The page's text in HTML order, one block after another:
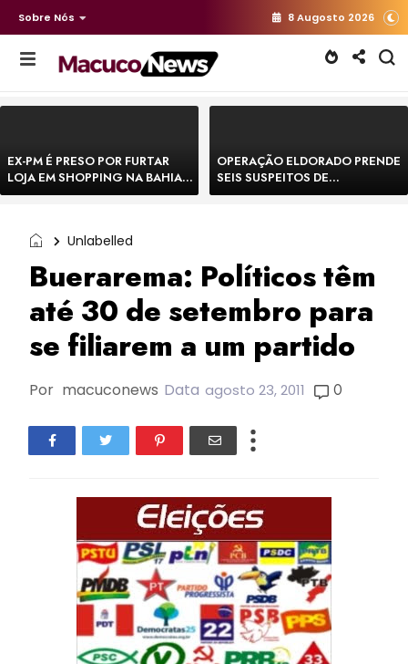
Sobre Nós 8 Augosto 2026
EX-PM É PRESO POR FURTAR
LOJA EM SHOPPING NA BAHIA E
ESCAPA CORRENDO DE
OPERAÇÃO ELDORADO PRENDE
SEIS SUSPEITOS DE
MOVIMENTAR R$ 25 MILHÕES
Unlabelled
Buerarema: Políticos têm
até 30 de setembro para
se filiarem a um partido
Por macuconews Data agosto 23, 2011 0